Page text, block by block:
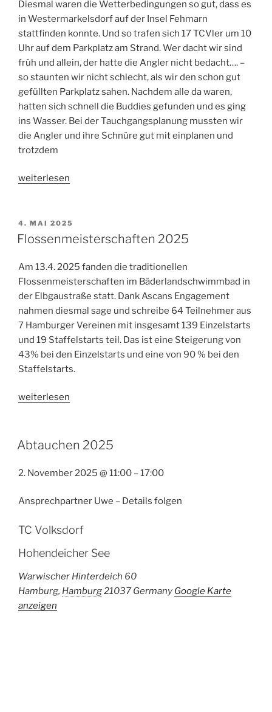
Diesmal waren die Wetterbedingungen so gut, dass es
in Westermarkelsdorf auf der Insel Fehmarn
stattfinden konnte. Und so trafen sich 17 TCVler um 10
Uhr auf dem Parkplatz am Strand. Wer dacht wir sind
früh und allein, der hatte die Angler nicht bedacht…. –
so staunten wir nicht schlecht, als wir den schon gut
gefüllten Parkplatz sahen. Nachdem alle da waren,
hatten sich schnell die Buddies gefunden und es ging
ins Wasser. Bei der Tauchgangsplanung mussten wir
die Angler und ihre Schnüre gut mit einplanen und
trotzdem
„TCV
weiterlesen
VERÖFFENTLICHT
AM
4. MAI 2025
Flossenmeisterschaften 2025
Am 13.4. 2025 fanden die traditionellen
Flossenmeisterschaften im Bäderlandschwimmbad in
der Elbgaustraße statt. Dank Ascans Engagement
nahmen diesmal sage und schreibe 64 Teilnehmer aus
7 Hamburger Vereinen mit insgesamt 139 Einzelstarts
und 19 Staffelstarts teil. Das ist eine Steigerung von
43% bei den Einzelstarts und eine von 90 % bei den
Staffelstarts.
„Flossenmeisterschaften
weiterlesen
Abtauchen 2025
2. November 2025 @ 11:00 –17:00
Ansprechpartner Uwe – Details folgen
TC Volksdorf
Hohendeicher See
Warwischer Hinterdeich 60
Hamburg, Hamburg21037 Germany Google Karte
anzeigen